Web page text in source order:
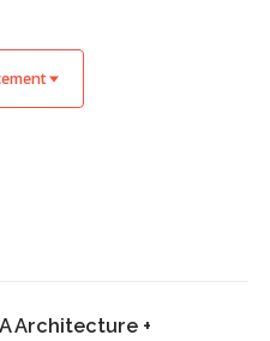
Architecture +